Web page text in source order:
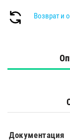
Возврат и
Документация